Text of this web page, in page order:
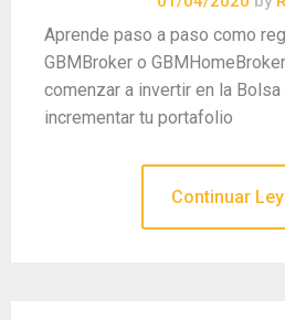
Aprende paso a paso como
GBMBroker o
comenzar a invertir en la
incrementar tu portafolio
Continuar